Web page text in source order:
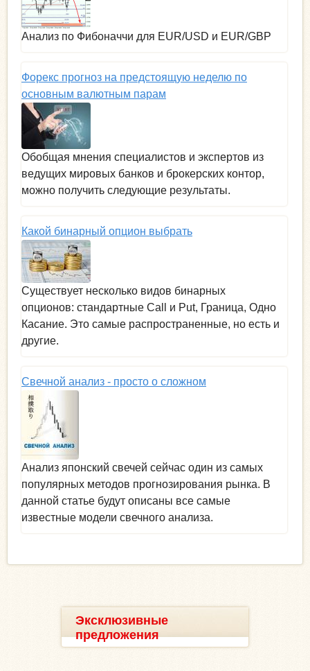
Анализ по Фибоначчи для EUR/USD и EUR/GBP
Форекс прогноз на предстоящую неделю по
основным валютным парам
Обобщая мнения специалистов и экспертов из
ведущих мировых банков и брокерских контор,
можно получить следующие результаты.
Какой бинарный опцион выбрать
Существует несколько видов бинарных
опционов: стандартные Call и Put, Граница, Одно
Касание. Это самые распространенные, но есть и
другие.
Свечной анализ - просто о сложном
Анализ японский свечей сейчас один из самых
популярных методов прогнозирования рынка. В
данной статье будут описаны все самые
известные модели свечного анализа.
Эксклюзивные
предложения